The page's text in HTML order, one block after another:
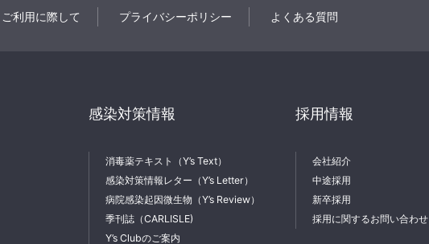
ご利用に際して プライバシーポリシー よくある質問
感染対策情報
消毒薬テキスト（Y’s Text）
感染対策情報レター（Y’s Letter）
病院感染起因微生物（Y’s Review）
季刊誌（CARLISLE)
Y’s Clubのご案内
採用情報
会社紹介
中途採用
新卒採用
採用に関するお問い合わせ